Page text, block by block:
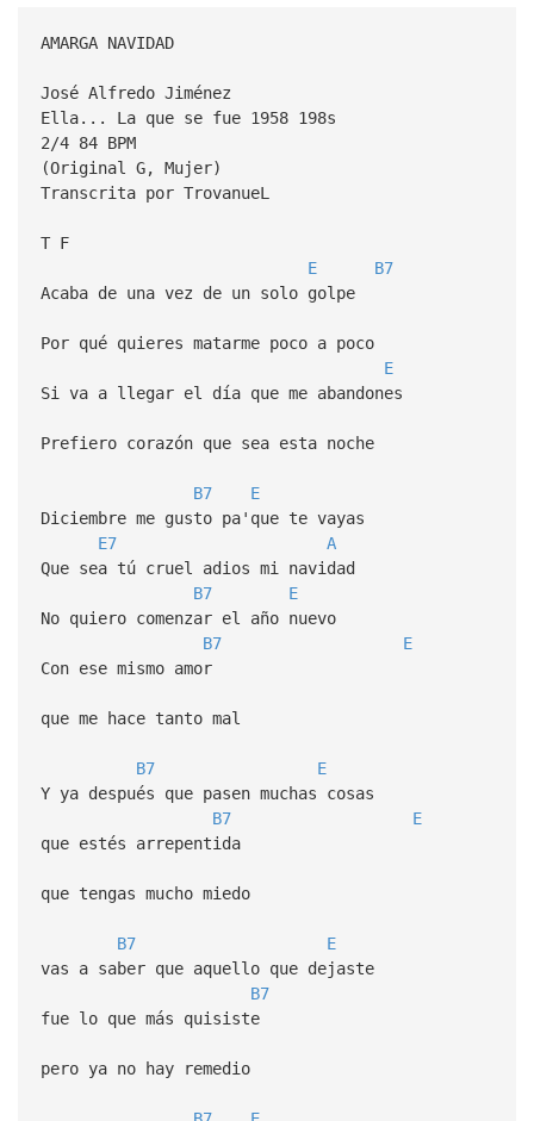
AMARGA NAVIDAD
José Alfredo Jiménez
Ella... La que se fue 1958 198s
2/4 84 BPM
(Original G, Mujer)
Transcrita por TrovanueL
T F
E
B7
Acaba de una vez de un solo golpe
Por qué quieres matarme poco a poco
E
Si va a llegar el día que me abandones
Prefiero corazón que sea esta noche
B7
E
Diciembre me gusto pa'que te vayas
E7
A
Que sea tú cruel adios mi navidad
B7
E
No quiero comenzar el año nuevo
B7
E
Con ese mismo amor
que me hace tanto mal
B7
E
Y ya después que pasen muchas cosas
B7
E
que estés arrepentida
que tengas mucho miedo
B7
E
vas a saber que aquello que dejaste
B7
fue lo que más quisiste
pero ya no hay remedio